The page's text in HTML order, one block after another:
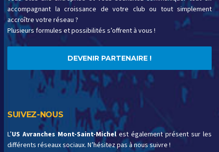
accompagnant la croissance de votre club ou tout simplement
accroître votre réseau ?
Plusieurs formules et possibilités s’offrent à vous !
DEVENIR PARTENAIRE !
SUIVEZ-NOUS
L’US Avranches Mont-Saint-Michel est également présent sur les
différents réseaux sociaux. N’hésitez pas à nous suivre !